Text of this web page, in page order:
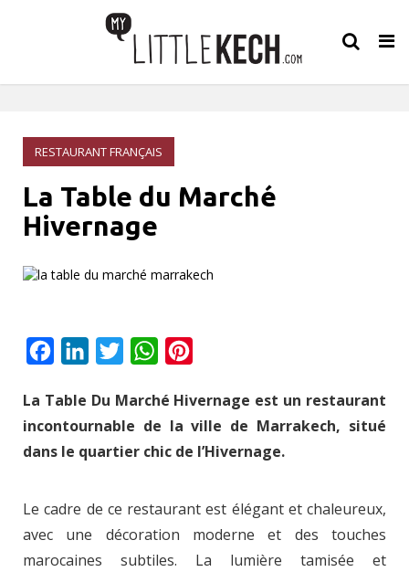
RESTAURANT FRANÇAIS
La Table du Marché
Hivernage
FacebookLinkedInTwitterWhatsApp
La Table Du Marché Hivernage est un restaurant
incontournable de la ville de Marrakech, situé
dans le quartier chic de l’Hivernage.
Le cadre de ce restaurant est élégant et chaleureux,
avec une décoration moderne et des touches
marocaines subtiles. La lumière tamisée et